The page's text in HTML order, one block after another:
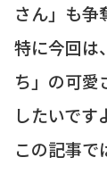
さん」も争
特に今回は
ち」の可愛
したいです
この記事で